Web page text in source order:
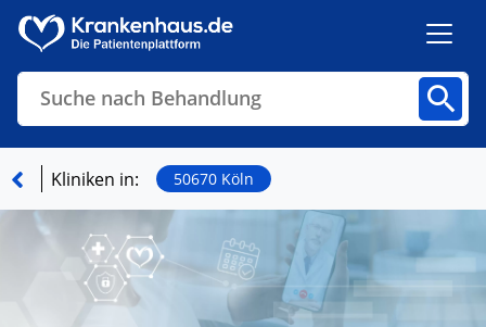
Suche nach Behandlung
Finden
Kliniken in: 50670 Köln